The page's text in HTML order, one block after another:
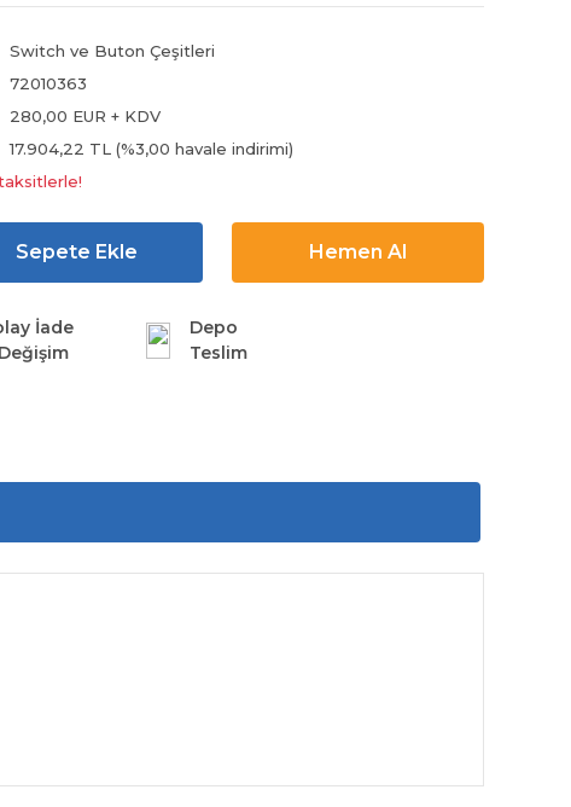
Switch ve Buton Çeşitleri
72010363
280,00 EUR + KDV
17.904,22 TL (%3,00 havale indirimi)
Sepete Ekle Hemen Al
İade
Depo
Teslim